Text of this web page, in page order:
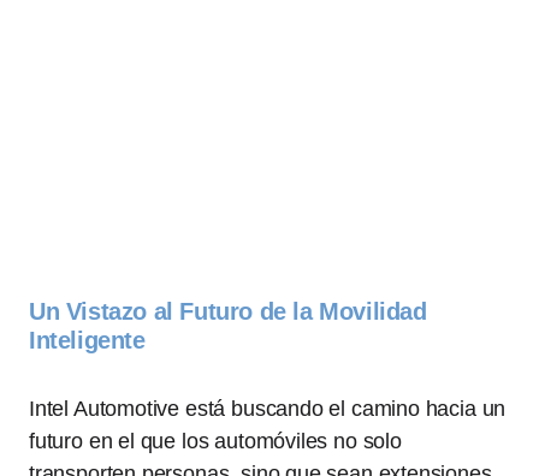
Un Vistazo al Futuro de la Movilidad
Inteligente
Intel Automotive está buscando el camino hacia un
futuro en el que los automóviles no solo